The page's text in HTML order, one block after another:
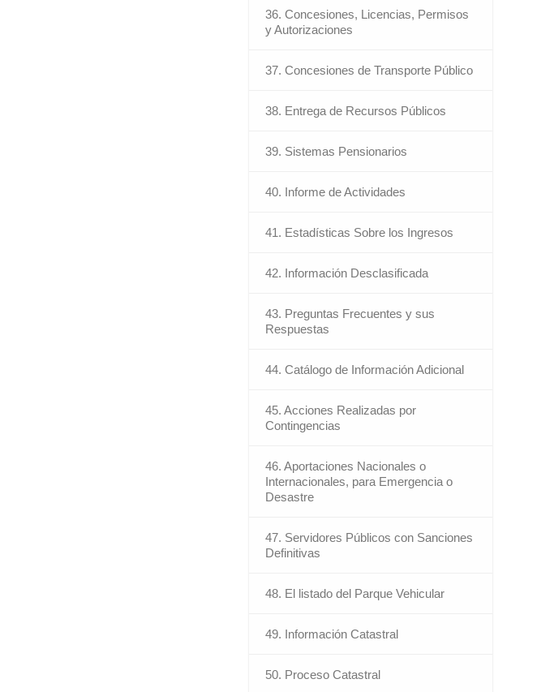
36. Concesiones, Licencias, Permisos
y Autorizaciones
37. Concesiones de Transporte Público
38. Entrega de Recursos Públicos
39. Sistemas Pensionarios
40. Informe de Actividades
41. Estadísticas Sobre los Ingresos
42. Información Desclasificada
43. Preguntas Frecuentes y sus
Respuestas
44. Catálogo de Información Adicional
45. Acciones Realizadas por
Contingencias
46. Aportaciones Nacionales o
Internacionales, para Emergencia o
Desastre
47. Servidores Públicos con Sanciones
Definitivas
48. El listado del Parque Vehicular
49. Información Catastral
50. Proceso Catastral